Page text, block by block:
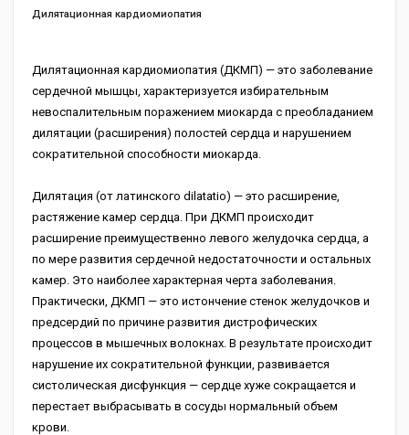
Дилятационная кардиомиопатия
Дилятационная кардиомиопатия (ДКМП) — это заболевание
сердечной мышцы, характеризуется избирательным
невоспалительным поражением миокарда с преобладанием
дилятации (расширения) полостей сердца и нарушением
сократительной способности миокарда.
Дилятация (от латинского dilatatio) — это расширение,
растяжение камер сердца. При ДКМП происходит
расширение преимущественно левого желудочка сердца, а
по мере развития сердечной недостаточности и остальных
камер. Это наиболее характерная черта заболевания.
Практически, ДКМП — это истончение стенок желудочков и
предсердий по причине развития дистрофических
процессов в мышечных волокнах. В результате происходит
нарушение их сократительной функции, развивается
систолическая дисфункция — сердце хуже сокращается и
перестает выбрасывать в сосуды нормальный объем
крови.